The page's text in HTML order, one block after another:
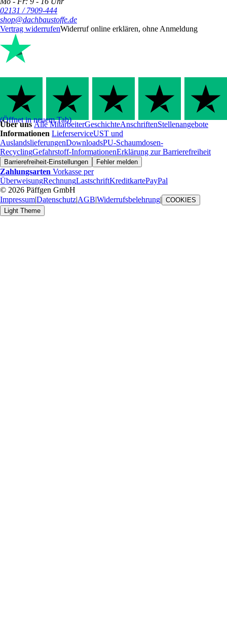
02131 / 7909-444
shop@dachbaustoffe.de
Vertrag widerrufenWiderruf online erklären, ohne Anmeldung
(Öffnet in neuem Tab)
Über unsAlle MitarbeiterGeschichteAnschriftenStellenangebote
Informationen LieferserviceUST und
AuslandslieferungenDownloadsPU-Schaumdosen-
RecyclingGefahrstoff-InformationenErklärung zur Barrierefreiheit
Barrierefreiheit-Einstellungen Fehler melden
Zahlungsarten Vorkasse per
ÜberweisungRechnungLastschriftKreditkartePayPal
© 2026 Päffgen GmbH
Impressum|Datenschutz|AGB|Widerrufsbelehrung| COOKIES
Light Theme